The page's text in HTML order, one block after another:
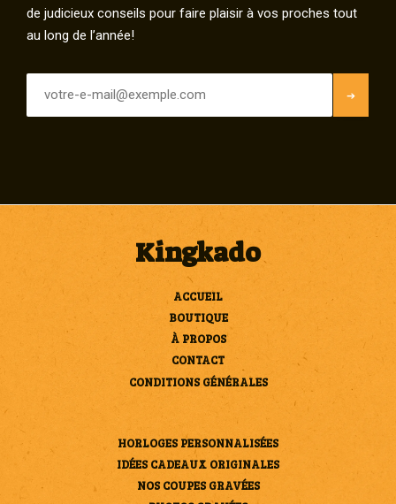
de judicieux conseils pour faire plaisir à vos proches tout
au long de l’année!
S'INSCRIRE
Kingkado
ACCUEIL
BOUTIQUE
À PROPOS
CONTACT
CONDITIONS GÉNÉRALES
HORLOGES PERSONNALISÉES
IDÉES CADEAUX ORIGINALES
NOS COUPES GRAVÉES